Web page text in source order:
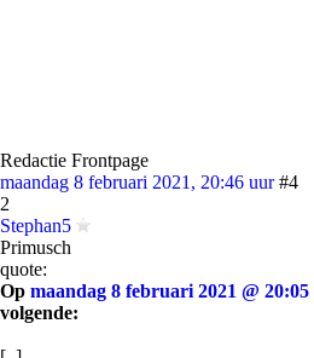
Redactie Frontpage
maandag 8 februari 2021, 20:46 uur #4
2
Stephan5
Primusch
quote:
Op maandag 8 februari 2021 @ 20:05
volgende: